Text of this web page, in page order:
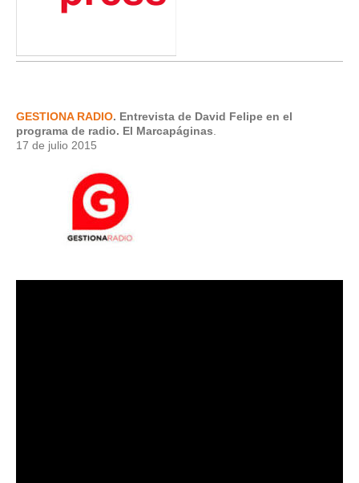
GESTIONA RADIO. Entrevista de David Felipe en el
programa de radio. El Marcapáginas
17 de julio 2015